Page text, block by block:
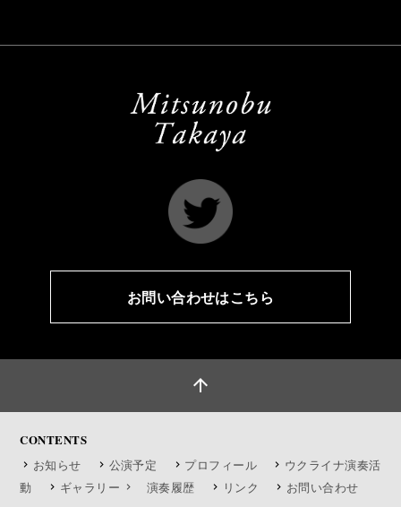
お問い合わせはこちら
arrow_upward
CONTENTS
お知らせ 公演予定 プロフィール
ウクライナ演奏活
動
ギャラリー 演奏履歴 リンク お問い合わせ